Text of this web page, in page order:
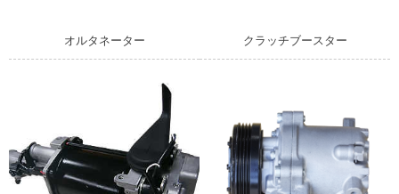
オルタネーター クラッチブースター